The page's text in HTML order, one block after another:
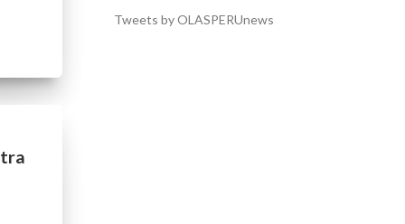
Tweets by OLASPERUnews